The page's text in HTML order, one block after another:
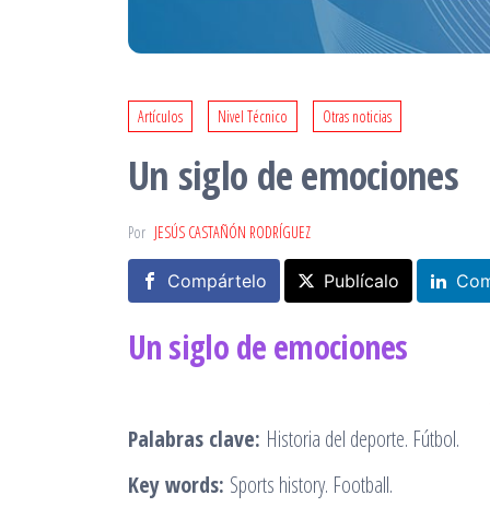
Artículos Nivel Técnico Otras noticias
Un siglo de emociones
Por JESÚS CASTAÑÓN RODRÍGUEZ
Compártelo Publícalo
Un siglo de emociones
Palabras clave: Historia del deporte. Fútbol.
Key words: Sports history. Football.